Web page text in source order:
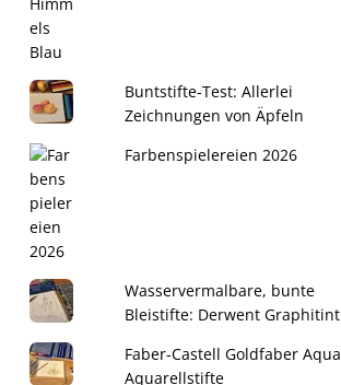
Buntstifte-Test: Allerlei
Zeichnungen von Äpfeln
Farbenspielereien 2026
Wasservermalbare, bunte
Bleistifte: Derwent Graphitint
Faber-Castell Goldfaber Aqua
Aquarellstifte